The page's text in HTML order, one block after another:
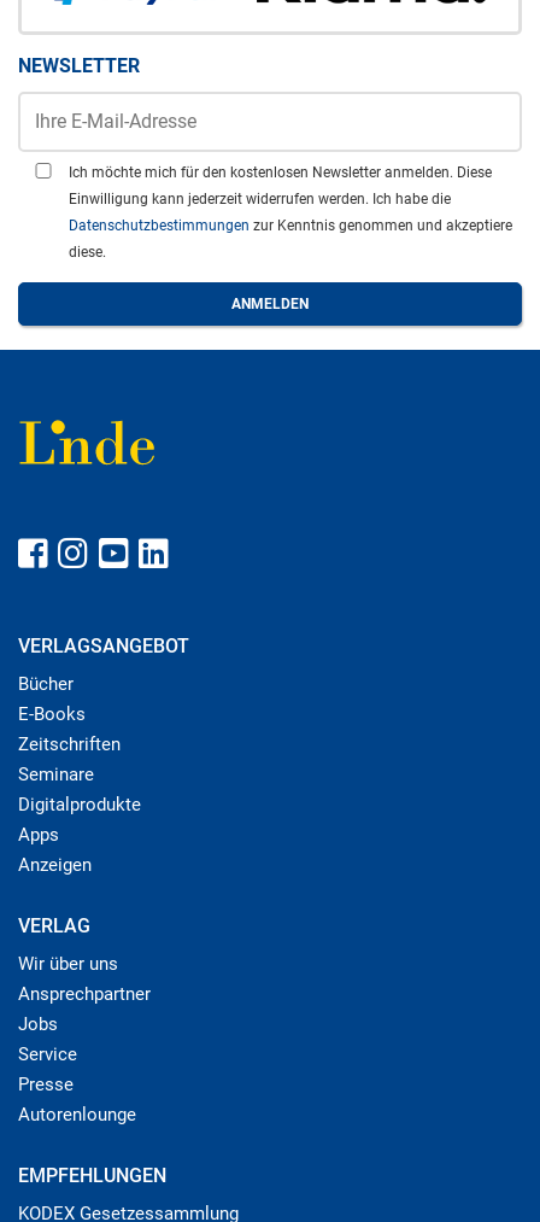
NEWSLETTER
Ich möchte mich für den kostenlosen Newsletter anmelden. Diese
Einwilligung kann jederzeit widerrufen werden. Ich habe die
Datenschutzbestimmungen zur Kenntnis genommen und akzeptiere
diese.
VERLAGSANGEBOT
Bücher
E-Books
Zeitschriften
Seminare
Digitalprodukte
Apps
Anzeigen
VERLAG
Wir über uns
Ansprechpartner
Jobs
Service
Presse
Autorenlounge
EMPFEHLUNGEN
KODEX Gesetzessammlung